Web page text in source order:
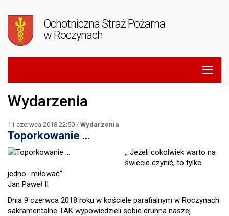
Ochotniczna Straż Pożarna
w Roczynach
Wydarzenia
11 czerwca 2018 22:50 / Wydarzenia
Toporkowanie …
,, Jeżeli cokolwiek warto na
świecie czynić, to tylko
jedno- miłować”
Jan Paweł II
Dnia 9 czerwca 2018 roku w kościele parafialnym w Roczynach
sakramentalne TAK wypowiedzieli sobie druhna naszej